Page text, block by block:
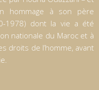
hommage à son père
1978) dont la vie a été
nationale du Maroc et à